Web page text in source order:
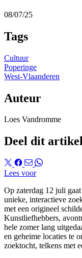
08/07/25
Tags
Cultuur
Poperinge
West-Vlaanderen
Auteur
Loes Vandromme
Deel dit
Lees voor
Op zaterdag 12 juli
unieke, interactieve
met een origineel
Kunstliefhebbers,
hele zomer lang
en geheime locaties te
zoektocht, telkens met